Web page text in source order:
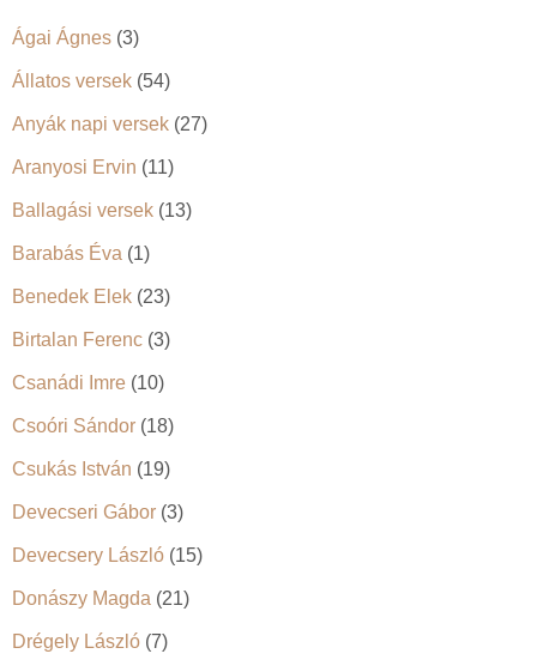
Ágai Ágnes (3)
Állatos versek (54)
Anyák napi versek (27)
Aranyosi Ervin (11)
Ballagási versek (13)
Barabás Éva (1)
Benedek Elek (23)
Birtalan Ferenc (3)
Csanádi Imre (10)
Csoóri Sándor (18)
Csukás István (19)
Devecseri Gábor (3)
Devecsery László (15)
Donászy Magda (21)
Drégely László (7)